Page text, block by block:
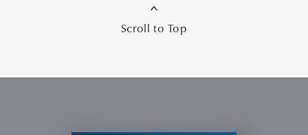
Scroll to Top